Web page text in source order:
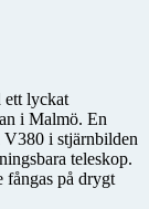
ett lyckat
i Malmö. En
V380 i stjärnbilden
teleskop.
fångas på drygt